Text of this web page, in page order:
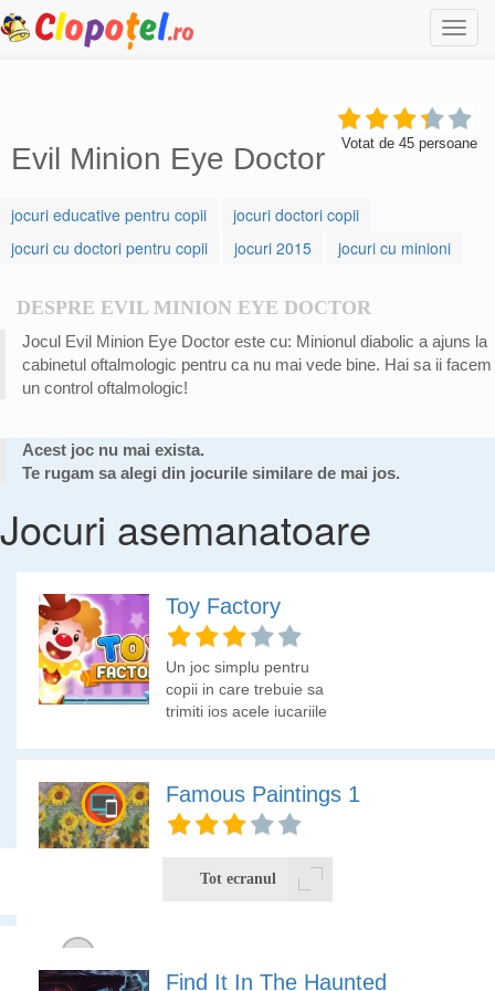
Evil Minion Eye Doctor Votat de 45 persoane
jocuri educative pentru copii
jocuri doctori copii
jocuri cu doctori pentru copii
jocuri 2015 jocuri cu minioni
DESPRE EVIL MINION EYE DOCTOR
Jocul Evil Minion Eye Doctor este cu: Minionul diabolic a ajuns la
cabinetul oftalmologic pentru ca nu mai vede bine. Hai sa ii facem
un control oftalmologic!
Acest joc nu mai exista.
Te rugam sa alegi din jocurile similare de mai jos.
Jocuri asemanatoare
Toy Factory
Un joc simplu pentru
copii in care trebuie sa
trimiti jos acele jucariile
Famous Paintings 1
Gaseste diferentele din
picturile celebre.
Find It In The Haunted
Tot ecranul